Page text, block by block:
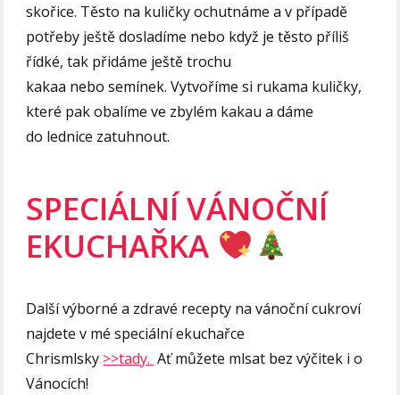
skořice. Těsto na kuličky ochutnáme a v případě
potřeby ještě dosladíme nebo když je těsto příliš
řídké, tak přidáme ještě trochu
kakaa nebo semínek. Vytvoříme si rukama kuličky,
které pak obalíme ve zbylém kakau a dáme
do lednice zatuhnout.
SPECIÁLNÍ VÁNOČNÍ
EKUCHAŘKA
Další výborné a zdravé recepty na vánoční cukroví
najdete v mé speciální ekuchařce
Chrismlsky >>tady. Ať můžete mlsat bez výčitek i o
Vánocích!